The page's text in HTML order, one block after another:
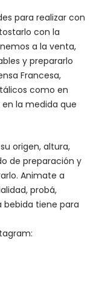
para realizar con
con la
a la venta,
y prepararlo
Francesa,
como en
la medida que
origen, altura,
de preparación y
Animate a
probá,
bebida tiene para